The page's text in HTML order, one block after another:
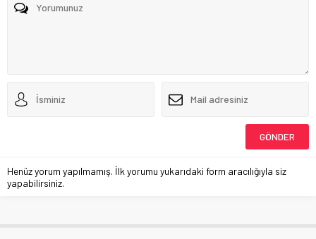
Henüz yorum yapılmamış. İlk yorumu yukarıdaki form aracılığıyla siz
yapabilirsiniz.